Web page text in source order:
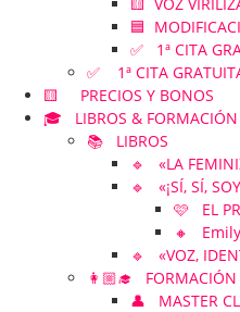
🟦
✅ 1ª CITA
✅ 1ª CITA
🟨 PRECIOS Y BONOS
🎓 LIBROS & FORMACIÓN
📚 LIBROS
🔹 «LA
🔹 «¡SÍ, SÍ,
🩷 EL
🔸
🔹 «VOZ,
👩🏼‍🎓 FORMACIÓN
👤 MASTER